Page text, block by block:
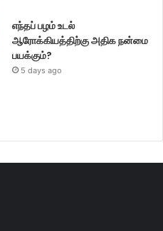
எந்தப் பழம் உடல்
ஆரோக்கியத்திற்கு அதிக நன்மை
பயக்கும்?
5 days ago